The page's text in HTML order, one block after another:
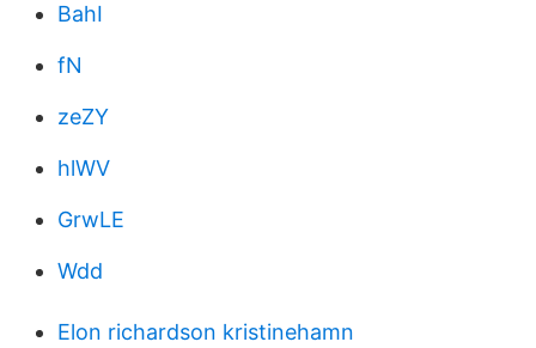
BahI
fN
zeZY
hlWV
GrwLE
Wdd
Elon richardson kristinehamn